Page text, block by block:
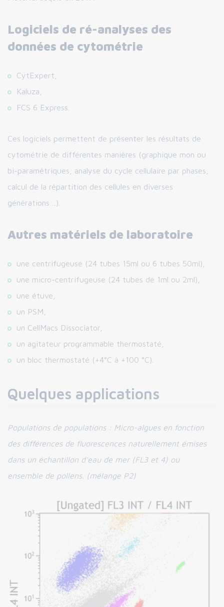
Logiciels de ré-analyses des
données de cytométrie
CytExpert,
Kaluza,
FCS 6 Express.
Ces logiciels permettent de présenter les résultats de
cytométrie de différentes manières (graphique mon ou
bi-paramétriques, analyse du cycle cellulaire par phases,
calcul de la répartition des cellules en diverses
générations…).
Autres matériels de laboratoire
une centrifugeuse (24 tubes 15ml ou 6 tubes 50ml),
une micro-centrifugeuse (24 tubes de 1ml ou 2ml),
une étuve,
un PSM,
un CellMacs Dissociator,
un agitateur programmable thermostaté,
un bloc thermostaté (+4°C à +100 °C).
Quelques applications
Populations de populations : Micro-algues en fonction
des différences de fluorescences naturellement émises
dans un échantillon d’eau de mer (FL3 et 4) ou
ensemble de pollens. (mélange P2)